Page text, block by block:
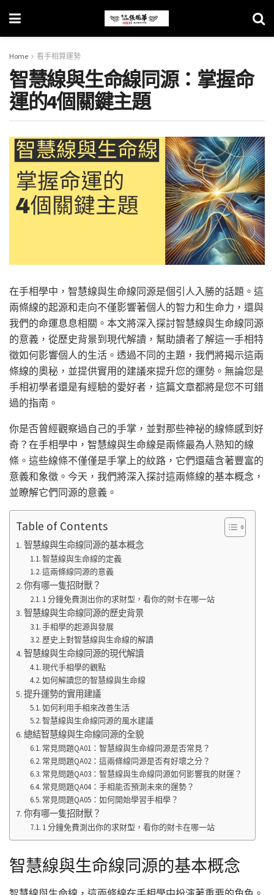
Home 看手相算運勢
智慧線與生命線同源：掌握命
運的4個關鍵主題
在手相學中，智慧線與生命線同源是個引人入勝的話題。這
兩條線的起源和走向不僅影響著個人的智力和生命力，還與
我們的命運息息相關。本文將深入探討智慧線與生命線同源
的意義，從歷史背景到現代解讀，幫助讀者了解這一手相特
徵如何影響個人的生活。透過不同的主題，我們將揭示這兩
條線的奧秘，並提供實用的建議來提升您的運勢。無論您是
手相初學者還是有經驗的愛好者，這篇文章都將是您不可錯
過的指南。
你是否曾經觀察過自己的手掌，並對那些神祕的線條感到好
奇？在手相學中，智慧線與生命線是兩條最為人熟知的線
條。這些線條不僅僅是手掌上的紋路，它們還蘊含著豐富的
意義和象徵。今天，我們將深入探討這兩條線的基本概念，
並瞭解它們同源的意義。
Table of Contents
智慧線與生命線同源的基本概念
智慧線與生命線的定義
這兩條線同源的意義
你有哪一隻招財獸？
1 分鐘免費測出你的求財型，看你的財卡在哪一站
智慧線與生命線同源的歷史背景
手相學的起源與發展
歷史上對智慧線與生命線的解讀
智慧線與生命線同源的現代解讀
現代手相學的觀點
如何解讀您的智慧線與生命線
提升運勢的實用建議
如何利用手相來改善生活
智慧線與生命線同源的風水建議
總結智慧線與生命線同源的全貌
常見問題QA01：智慧線與生命線同源是否常見？
常見問題QA02：這兩條線同源是否有好壞之分？
常見問題QA03：智慧線與生命線同源如何影響我的財運？
常見問題QA04：手相能否預測未來的運勢？
常見問題QA05：如何開始學習手相學？
你有哪一隻招財獸？
1 分鐘免費測出你的求財型，看你的財卡在哪一站
智慧線與生命線同源的基本概念